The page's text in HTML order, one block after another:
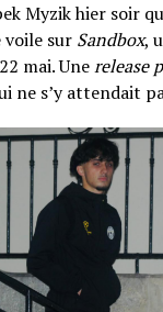
Myzik hier soir
voile sur Sandbox,
mai. Unerelease
ne s’y attendait